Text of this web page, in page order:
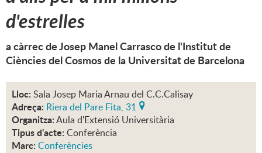
d'estrelles
a càrrec de Josep Manel Carrasco de l'Institut de
Ciències del Cosmos de la Universitat de Barcelona
Lloc: Sala Josep Maria Arnau del C.C.Calisay
Adreça: Riera del Pare Fita, 31
Organitza:Aula d'Extensió Universitària
Tipus d'acte: Conferència
Marc: Conferències